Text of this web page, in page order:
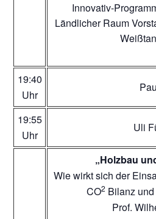
Innovativ-
Ländlicher Raum
19:40
Uhr
19:55
Uhr
Uli
„Holzbau
Wie wirkt sich der
CO2 Bilanz
Prof.